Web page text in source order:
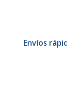
Envíos